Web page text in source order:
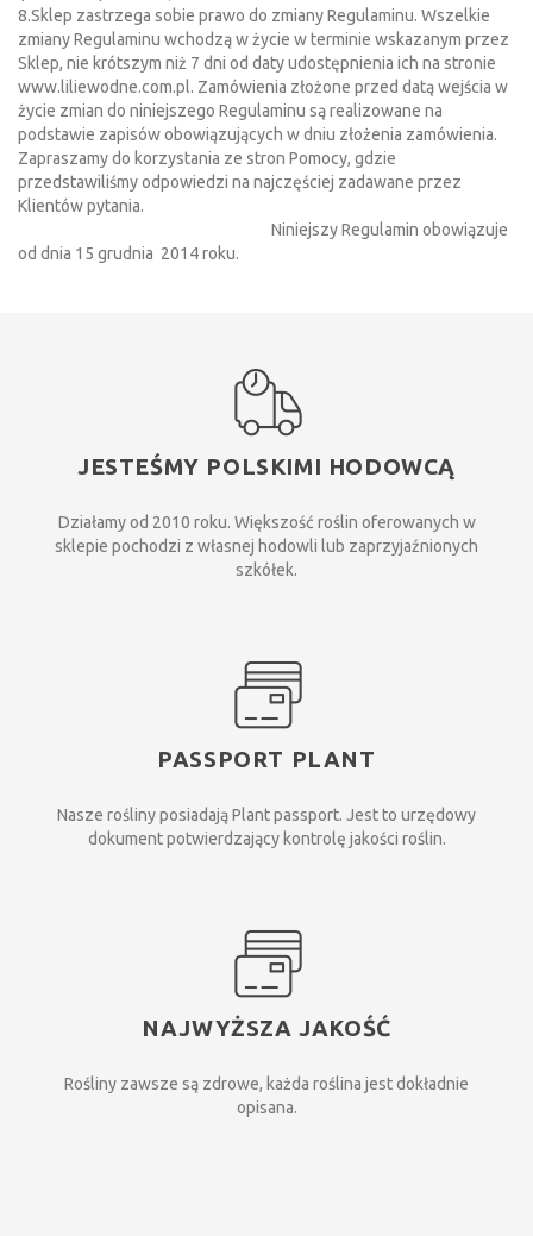
8.Sklep zastrzega sobie prawo do zmiany Regulaminu. Wszelkie
zmiany Regulaminu wchodzą w życie w terminie wskazanym przez
Sklep, nie krótszym niż 7 dni od daty udostępnienia ich na stronie
www.liliewodne.com.pl. Zamówienia złożone przed datą wejścia w
życie zmian do niniejszego Regulaminu są realizowane na
podstawie zapisów obowiązujących w dniu złożenia zamówienia.
Zapraszamy do korzystania ze stron Pomocy, gdzie
przedstawiliśmy odpowiedzi na najczęściej zadawane przez
Klientów pytania.
Niniejszy Regulamin obowiązuje
od dnia 15 grudnia 2014 roku.
JESTEŚMY POLSKIMI HODOWCĄ
Działamy od 2010 roku. Większość roślin oferowanych w
sklepie pochodzi z własnej hodowli lub zaprzyjaźnionych
szkółek.
PASSPORT PLANT
Nasze rośliny posiadają Plant passport. Jest to urzędowy
dokument potwierdzający kontrolę jakości roślin.
NAJWYŻSZA JAKOŚĆ
Rośliny zawsze są zdrowe, każda roślina jest dokładnie
opisana.